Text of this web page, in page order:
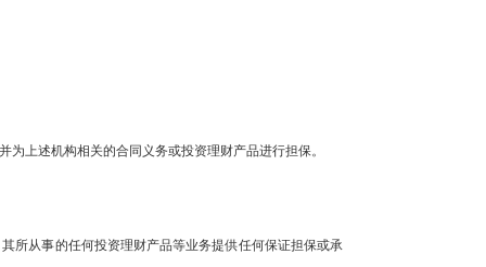
为上述机构相关的合同义务或投资理财产品进行担保。
所从事的任何投资理财产品等业务提供任何保证担保或承